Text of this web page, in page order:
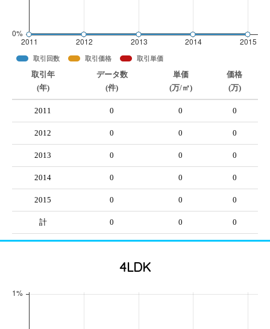
取引回数 取引価格 取引単価
取引年
(年)
データ数
(件)
単価
(万/㎡)
価格
(万)
2011 0 0 0
2012 0 0 0
2013 0 0 0
2014 0 0 0
2015 0 0 0
計 0 0 0
4LDK